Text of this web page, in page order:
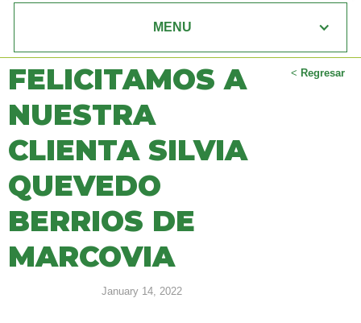
MENU
< Regresar
FELICITAMOS A
NUESTRA
CLIENTA SILVIA
QUEVEDO
BERRIOS DE
MARCOVIA
January 14, 2022